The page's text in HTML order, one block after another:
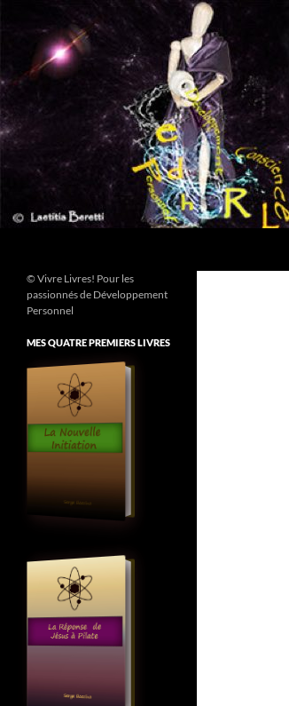
contenu
© Vivre Livres! Pour les
passionnés de Développement
Personnel
MES QUATRE PREMIERS LIVRES